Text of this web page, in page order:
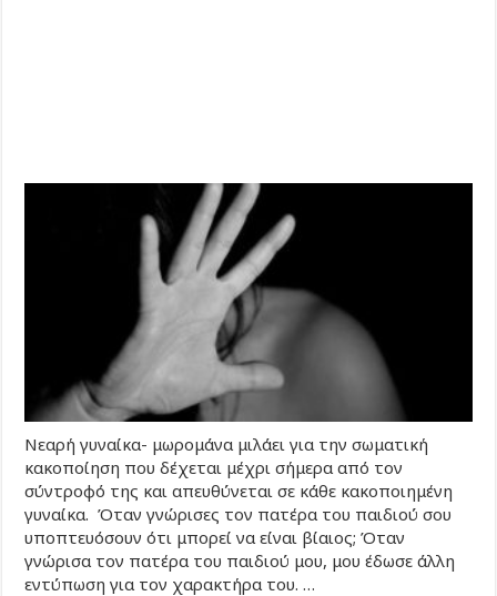
Νεαρή γυναίκα- μωρομάνα μιλάει για την σωματική
κακοποίηση που δέχεται μέχρι σήμερα από τον
σύντροφό της και απευθύνεται σε κάθε κακοποιημένη
γυναίκα. Όταν γνώρισες τον πατέρα του παιδιού σου
υποπτευόσουν ότι μπορεί να είναι βίαιος; Όταν
γνώρισα τον πατέρα του παιδιού μου, μου έδωσε άλλη
εντύπωση για τον χαρακτήρα του. …